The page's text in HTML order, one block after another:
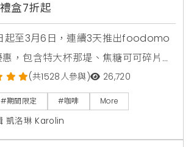
盒7折起
起至3月6日，連續3天推出foodomo
，包含特大杯那堤、焦糖可可碎片星
全台門市同步祭出指定禮盒7折活
與點心罐限時下殺，讓您在雨天也能
。
(共1528人參與) 26,720
#期間限定 #咖啡 More
凱洛琳 Karolin